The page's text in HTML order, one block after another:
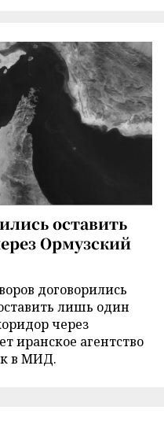
оставить
Ормузский
договорились
лишь один
через
иранское агентство
в МИД.